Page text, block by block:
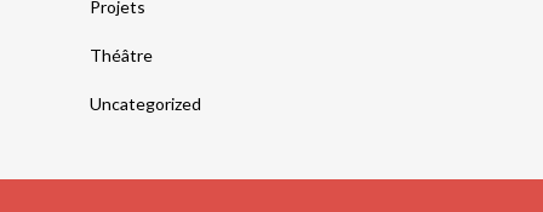
Projets
Théâtre
Uncategorized